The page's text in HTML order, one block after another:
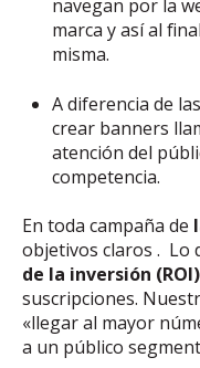
navegan por la
marca y así al
misma.
A diferencia de
crear banners
atención del
competencia.
En toda campaña de
objetivos claros . Lo
de la inversión (ROI)
suscripciones.
«llegar al mayor
a un público